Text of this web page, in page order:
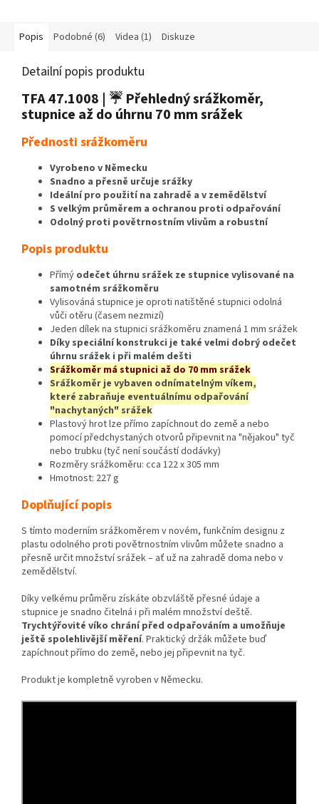
Popis
Podobné (6) Videa (1) Diskuze
Detailní popis produktu
TFA 47.1008 | ☔ Přehledný srážkoměr,
stupnice až do úhrnu 70 mm srážek
Přednosti srážkoměru
Vyrobeno v Německu
Snadno a přesně určuje srážky
Ideální pro použití na zahradě a v zemědělství
S velkým průměrem a ochranou proti odpařování
Odolný proti povětrnostním vlivům a robustní
Popis produktu
Přímý odečet úhrnu srážek ze stupnice vylisované na
samotném srážkoměru
Vylisováná stupnice je oproti natištěné stupnici odolná
vůči otěru (časem nezmizí)
Jeden dílek na stupnici srážkoměru znamená 1 mm srážek
Díky speciální konstrukci je také velmi dobrý odečet
úhrnu srážek i při malém dešti
Srážkoměr má stupnici až do 70 mm srážek
Srážkoměr je vybaven odnímatelným víkem,
které zabraňuje eventuálnímu odpařování
"nachytaných" srážek
Plastový hrot lze přímo zapíchnout do země a nebo
pomocí předchystaných otvorů připevnit na "nějakou" tyč
nebo trubku (tyč není součástí dodávky)
Rozměry srážkoměru: cca 122 x 305 mm
Hmotnost: 227 g
Doplňující popis
S tímto moderním srážkoměrem v novém, funkčním designu z
plastu odolného proti povětrnostním vlivům můžete snadno a
přesně určit množství srážek – ať už na zahradě doma nebo v
zemědělství.
Díky velkému průměru získáte obzvláště přesné údaje a
stupnice je snadno čitelná i při malém množství deště.
Trychtýřovité víko chrání před odpařováním a umožňuje
ještě spolehlivější měření. Praktický držák můžete buď
zapíchnout přímo do země, nebo jej připevnit na tyč.
Produkt je kompletně vyroben v Německu.